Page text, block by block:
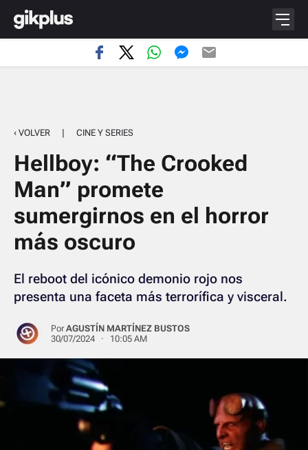
‹ VOLVER | CINE Y SERIES
Hellboy: “The Crooked
Man” promete
sumergirnos en el horror
más oscuro
El reboot del icónico demonio rojo nos
presenta una faceta más terrorífica y visceral.
PorAGUSTÍN MARTÍNEZ BUSTOS
30/07/2024 · 10:05 AM